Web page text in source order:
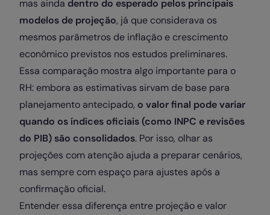
mas ainda dentro do esperado pelos principais
modelos de projeção, já que considerava os
mesmos parâmetros de inflação e crescimento
econômico previstos nos estudos preliminares.
Essa comparação mostra algo importante para o
RH: embora as estimativas sirvam de base para
planejamento antecipado, o valor final pode variar
quando os índices oficiais (como INPC e revisões
do PIB) são consolidados. Por isso, olhar as
projeções com atenção ajuda a preparar cenários,
mas sempre com espaço para ajustes após a
confirmação oficial.
Entender essa diferença entre projeção e valor